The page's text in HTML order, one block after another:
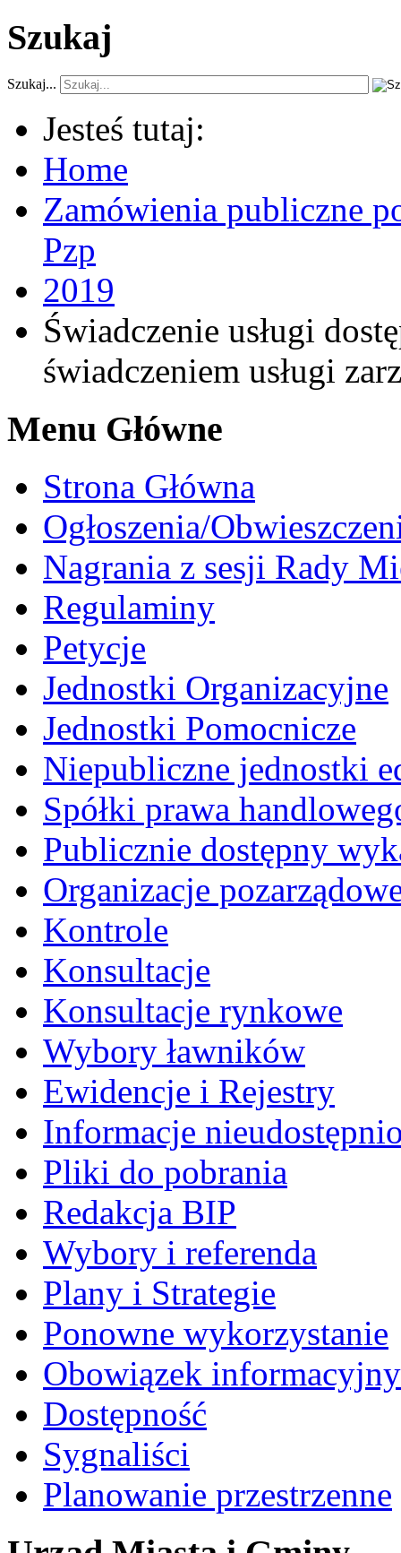
Szukaj
Szukaj...
Jesteś tutaj:
Home
Zamówienia publiczne
Pzp
2019
Świadczenie usługi
świadczeniem usługi
Menu Główne
Strona Główna
Ogłoszenia/
Nagrania z sesji Rady
Regulaminy
Petycje
Jednostki Organizacyjne
Jednostki Pomocnicze
Niepubliczne jednostki
Spółki prawa
Publicznie dostępny
Organizacje
Kontrole
Konsultacje
Konsultacje rynkowe
Wybory ławników
Ewidencje i Rejestry
Informacje
Pliki do pobrania
Redakcja BIP
Wybory i referenda
Plany i Strategie
Ponowne wykorzystanie
Obowiązek informacyjny
Dostępność
Sygnaliści
Planowanie przestrzenne